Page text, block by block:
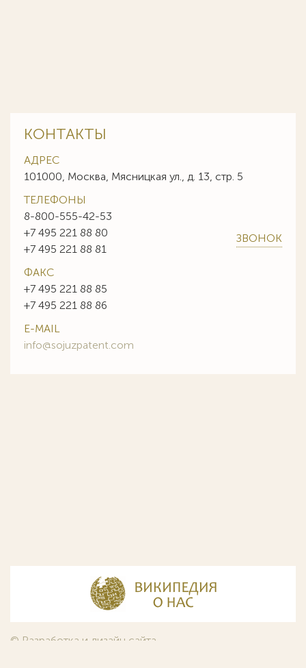
КОНТАКТЫ
АДРЕС
101000, Москва, Мясницкая ул., д. 13, стр. 5
ТЕЛЕФОНЫ
8-800-555-42-53
+7 495 221 88 80
+7 495 221 88 81
ЗВОНОК
ФАКС
+7 495 221 88 85
+7 495 221 88 86
E-MAIL
info@sojuzpatent.com
© Разработка и дизайн сайта